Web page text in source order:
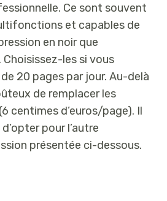
Ce sont souvent
et capables de
en noir que
Choisissez-les si vous
20 pages par jour. Au-delà
de remplacer les
centimes d’euros/page). Il
pour l’autre
présentée ci-dessous.